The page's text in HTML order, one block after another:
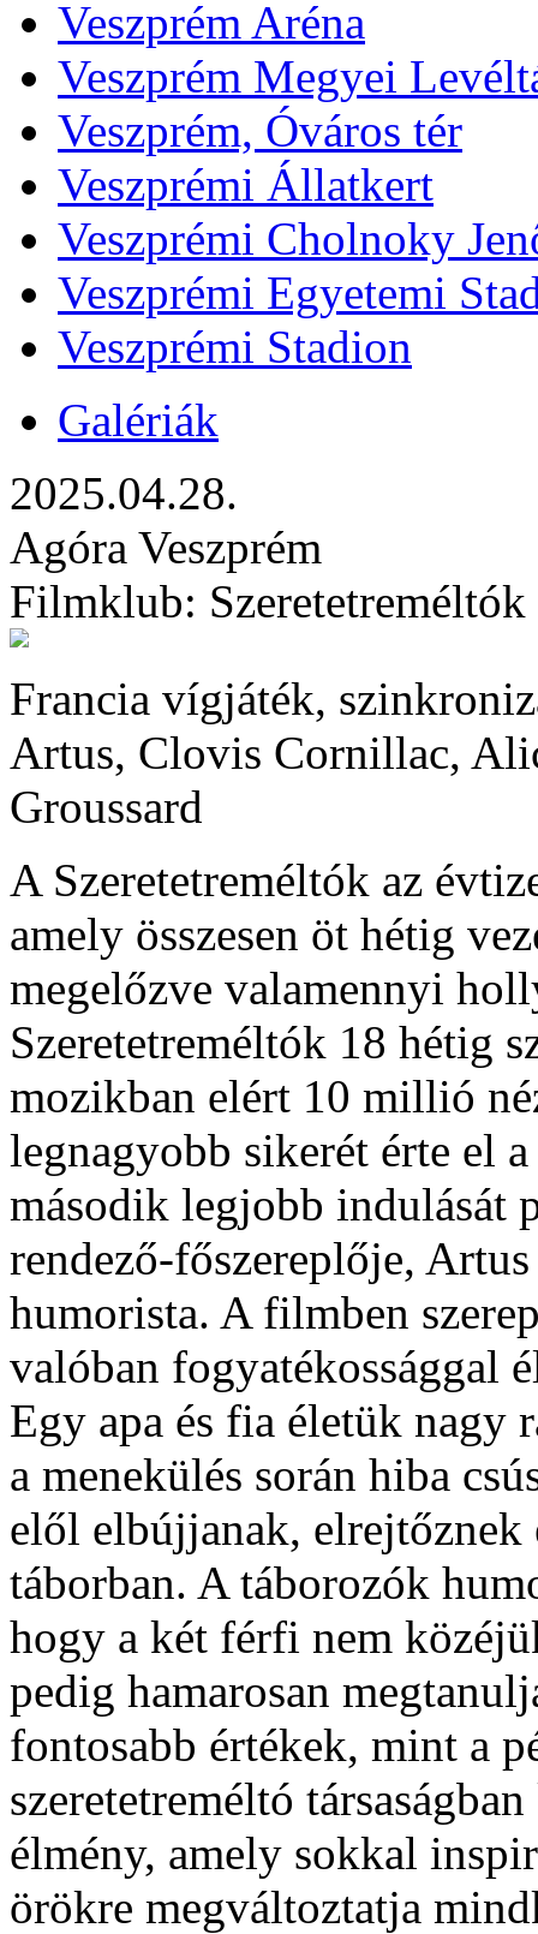
Veszprém Aréna
Veszprém Megyei
Veszprém, Óváros tér
Veszprémi Állatkert
Veszprémi Cholnoky
Veszprémi Egyetemi
Veszprémi Stadion
Galériák
2025.04.28.
Agóra Veszprém
Filmklub: Szeretetreméltók
Francia vígjáték,
Artus, Clovis Cornillac,
Groussard
A Szeretetreméltók az
amely összesen öt hétig
megelőzve valamennyi
Szeretetreméltók 18 hétig
mozikban elért 10 millió
legnagyobb sikerét érte el
második legjobb indulását
rendező-főszereplője,
humorista. A filmben
valóban fogyatékossággal
Egy apa és fia életük nagy
a menekülés során hiba
elől elbújjanak, elrejtőznek
táborban. A táborozók
hogy a két férfi nem
pedig hamarosan
fontosabb értékek, mint a
szeretetreméltó
élmény, amely sokkal
örökre megváltoztatja